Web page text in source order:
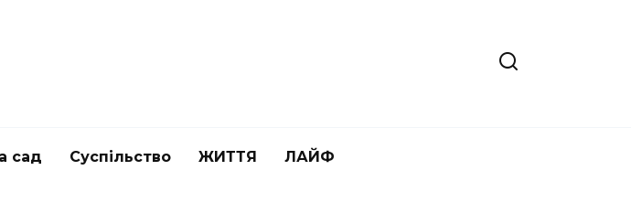
сад Суспільство ЖИТТЯ ЛАЙФ